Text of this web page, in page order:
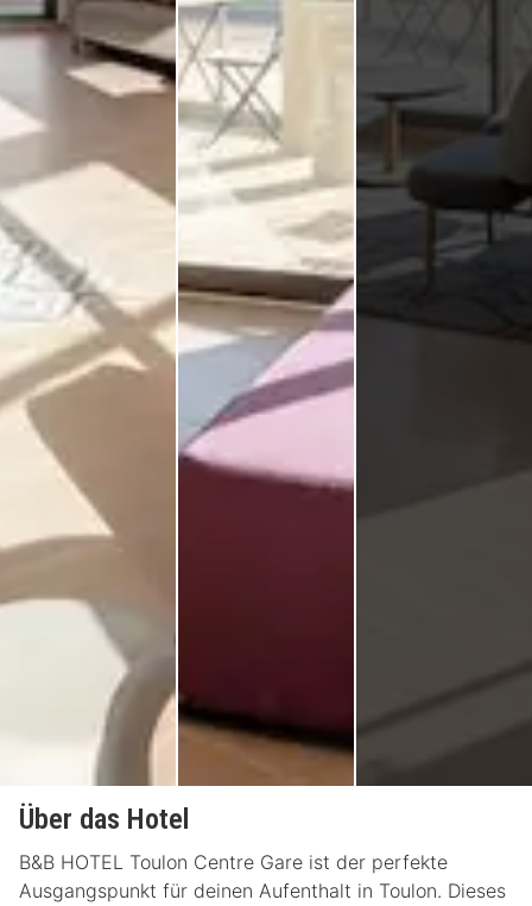
Über das Hotel
B&B HOTEL Toulon Centre Gare ist der perfekte
Ausgangspunkt für deinen Aufenthalt in Toulon. Dieses